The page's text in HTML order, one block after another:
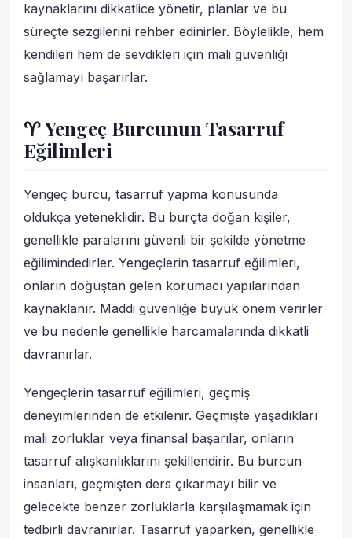
kaynaklarını dikkatlice yönetir, planlar ve bu
süreçte sezgilerini rehber edinirler. Böylelikle, hem
kendileri hem de sevdikleri için mali güvenliği
sağlamayı başarırlar.
♈ Yengeç Burcunun Tasarruf
Eğilimleri
Yengeç burcu, tasarruf yapma konusunda
oldukça yeteneklidir. Bu burçta doğan kişiler,
genellikle paralarını güvenli bir şekilde yönetme
eğilimindedirler. Yengeçlerin tasarruf eğilimleri,
onların doğuştan gelen korumacı yapılarından
kaynaklanır. Maddi güvenliğe büyük önem verirler
ve bu nedenle genellikle harcamalarında dikkatli
davranırlar.
Yengeçlerin tasarruf eğilimleri, geçmiş
deneyimlerinden de etkilenir. Geçmişte yaşadıkları
mali zorluklar veya finansal başarılar, onların
tasarruf alışkanlıklarını şekillendirir. Bu burcun
insanları, geçmişten ders çıkarmayı bilir ve
gelecekte benzer zorluklarla karşılaşmamak için
tedbirli davranırlar. Tasarruf yaparken, genellikle